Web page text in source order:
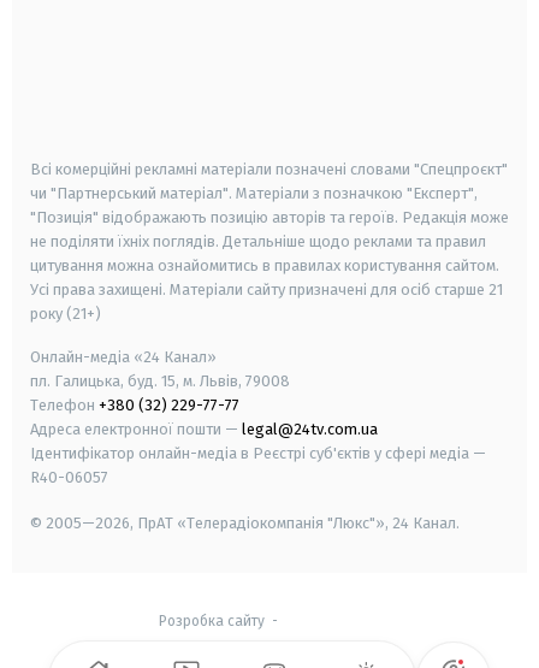
Всі комерційні рекламні матеріали позначені словами "Спецпроєкт"
чи "Партнерський матеріал". Матеріали з позначкою "Експерт",
"Позиція" відображають позицію авторів та героїв. Редакція може
не поділяти їхніх поглядів. Детальніше щодо реклами та правил
цитування можна ознайомитись в правилах користування сайтом.
Усі права захищені. Матеріали сайту призначені для осіб старше 21
року (21+)
Онлайн-медіа «24 Канал»
пл. Галицька, буд. 15, м. Львів, 79008
Телефон +380 (32) 229-77-77
Адреса електронної пошти — legal@24tv.com.ua
Ідентифікатор онлайн-медіа в Реєстрі суб'єктів у сфері медіа —
R40-06057
© 2005—2026, ПрАТ «Телерадіокомпанія "Люкс"», 24 Канал.
Розробка сайту-